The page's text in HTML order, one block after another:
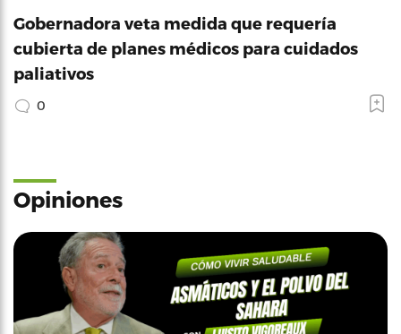
Gobernadora veta medida que requería
cubierta de planes médicos para cuidados
paliativos
0
Opiniones